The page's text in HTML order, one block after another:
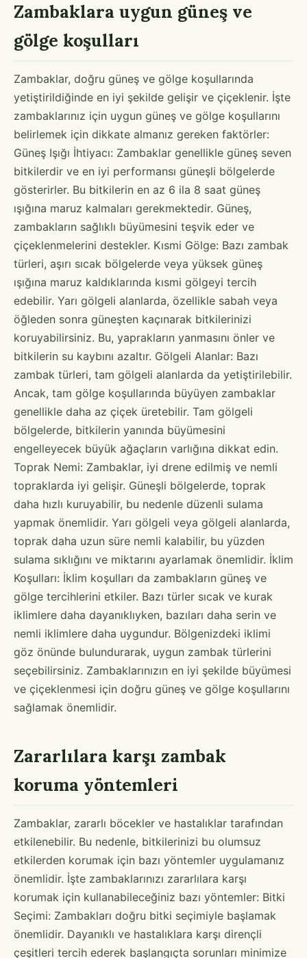
Zambaklara uygun güneş ve
gölge koşulları
Zambaklar, doğru güneş ve gölge koşullarında
yetiştirildiğinde en iyi şekilde gelişir ve çiçeklenir. İşte
zambaklarınız için uygun güneş ve gölge koşullarını
belirlemek için dikkate almanız gereken faktörler:
Güneş Işığı İhtiyacı: Zambaklar genellikle güneş seven
bitkilerdir ve en iyi performansı güneşli bölgelerde
gösterirler. Bu bitkilerin en az 6 ila 8 saat güneş
ışığına maruz kalmaları gerekmektedir. Güneş,
zambakların sağlıklı büyümesini teşvik eder ve
çiçeklenmelerini destekler. Kısmi Gölge: Bazı zambak
türleri, aşırı sıcak bölgelerde veya yüksek güneş
ışığına maruz kaldıklarında kısmi gölgeyi tercih
edebilir. Yarı gölgeli alanlarda, özellikle sabah veya
öğleden sonra güneşten kaçınarak bitkilerinizi
koruyabilirsiniz. Bu, yaprakların yanmasını önler ve
bitkilerin su kaybını azaltır. Gölgeli Alanlar: Bazı
zambak türleri, tam gölgeli alanlarda da yetiştirilebilir.
Ancak, tam gölge koşullarında büyüyen zambaklar
genellikle daha az çiçek üretebilir. Tam gölgeli
bölgelerde, bitkilerin yanında büyümesini
engelleyecek büyük ağaçların varlığına dikkat edin.
Toprak Nemi: Zambaklar, iyi drene edilmiş ve nemli
topraklarda iyi gelişir. Güneşli bölgelerde, toprak
daha hızlı kuruyabilir, bu nedenle düzenli sulama
yapmak önemlidir. Yarı gölgeli veya gölgeli alanlarda,
toprak daha uzun süre nemli kalabilir, bu yüzden
sulama sıklığını ve miktarını ayarlamak önemlidir. İklim
Koşulları: İklim koşulları da zambakların güneş ve
gölge tercihlerini etkiler. Bazı türler sıcak ve kurak
iklimlere daha dayanıklıyken, bazıları daha serin ve
nemli iklimlere daha uygundur. Bölgenizdeki iklimi
göz önünde bulundurarak, uygun zambak türlerini
seçebilirsiniz. Zambaklarınızın en iyi şekilde büyümesi
ve çiçeklenmesi için doğru güneş ve gölge koşullarını
sağlamak önemlidir.
Zararlılara karşı zambak
koruma yöntemleri
Zambaklar, zararlı böcekler ve hastalıklar tarafından
etkilenebilir. Bu nedenle, bitkilerinizi bu olumsuz
etkilerden korumak için bazı yöntemler uygulamanız
önemlidir. İşte zambaklarınızı zararlılara karşı
korumak için kullanabileceğiniz bazı yöntemler: Bitki
Seçimi: Zambakları doğru bitki seçimiyle başlamak
önemlidir. Dayanıklı ve hastalıklara karşı dirençli
çeşitleri tercih ederek başlangıçta sorunları minimize